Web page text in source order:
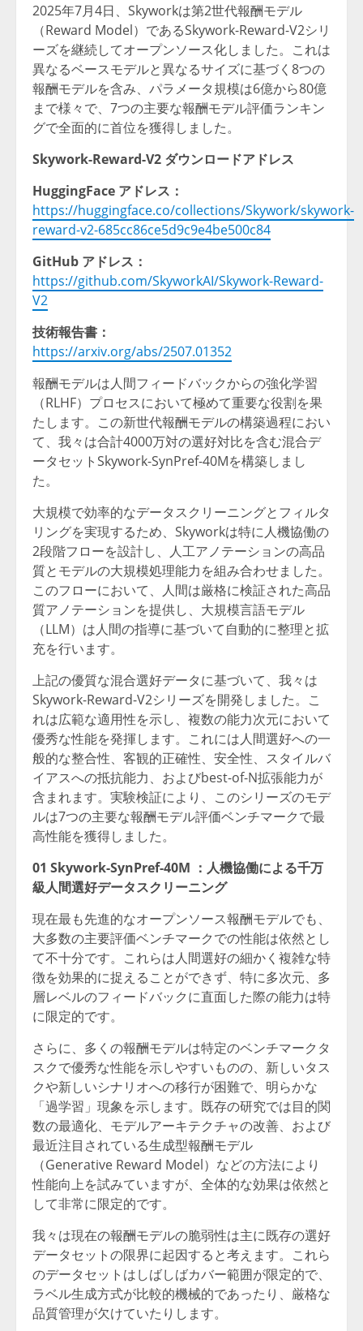
2025年7月4日、Skyworkは第2世代報酬モデル
（Reward Model）であるSkywork-Reward-V2シリ
ーズを継続してオープンソース化しました。これは
異なるベースモデルと異なるサイズに基づく8つの
報酬モデルを含み、パラメータ規模は6億から80億
まで様々で、7つの主要な報酬モデル評価ランキン
グで全面的に首位を獲得しました。
Skywork-Reward-V2 ダウンロードアドレス
HuggingFace アドレス：
https://huggingface.co/collections/Skywork/skywork-
reward-v2-685cc86ce5d9c9e4be500c84
GitHub アドレス：
https://github.com/SkyworkAI/Skywork-Reward-
V2
技術報告書：
https://arxiv.org/abs/2507.01352
報酬モデルは人間フィードバックからの強化学習
（RLHF）プロセスにおいて極めて重要な役割を果
たします。この新世代報酬モデルの構築過程におい
て、我々は合計4000万対の選好対比を含む混合デ
ータセットSkywork-SynPref-40Mを構築しまし
た。
大規模で効率的なデータスクリーニングとフィルタ
リングを実現するため、Skyworkは特に人機協働の
2段階フローを設計し、人工アノテーションの高品
質とモデルの大規模処理能力を組み合わせました。
このフローにおいて、人間は厳格に検証された高品
質アノテーションを提供し、大規模言語モデル
（LLM）は人間の指導に基づいて自動的に整理と拡
充を行います。
上記の優質な混合選好データに基づいて、我々は
Skywork-Reward-V2シリーズを開発しました。こ
れは広範な適用性を示し、複数の能力次元において
優秀な性能を発揮します。これには人間選好への一
般的な整合性、客観的正確性、安全性、スタイルバ
イアスへの抵抗能力、およびbest-of-N拡張能力が
含まれます。実験検証により、このシリーズのモデ
ルは7つの主要な報酬モデル評価ベンチマークで最
高性能を獲得しました。
01 Skywork-SynPref-40M ：人機協働による千万
級人間選好データスクリーニング
現在最も先進的なオープンソース報酬モデルでも、
大多数の主要評価ベンチマークでの性能は依然とし
て不十分です。これらは人間選好の細かく複雑な特
徴を効果的に捉えることができず、特に多次元、多
層レベルのフィードバックに直面した際の能力は特
に限定的です。
さらに、多くの報酬モデルは特定のベンチマークタ
スクで優秀な性能を示しやすいものの、新しいタス
クや新しいシナリオへの移行が困難で、明らかな
「過学習」現象を示します。既存の研究では目的関
数の最適化、モデルアーキテクチャの改善、および
最近注目されている生成型報酬モデル
（Generative Reward Model）などの方法により
性能向上を試みていますが、全体的な効果は依然と
して非常に限定的です。
我々は現在の報酬モデルの脆弱性は主に既存の選好
データセットの限界に起因すると考えます。これら
のデータセットはしばしばカバー範囲が限定的で、
ラベル生成方式が比較的機械的であったり、厳格な
品質管理が欠けていたりします。